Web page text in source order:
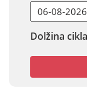
Dolžina cikla